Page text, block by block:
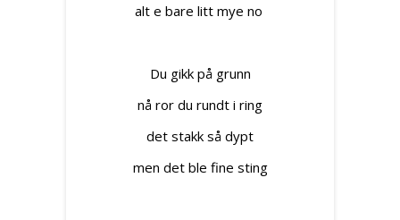
alt e bare litt mye no
Du gikk på grunn
nå ror du rundt i ring
det stakk så dypt
men det ble fine sting